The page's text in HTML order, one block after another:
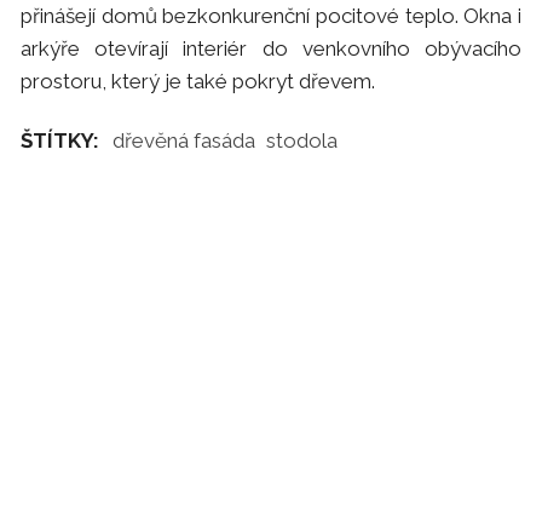
přinášejí domů bezkonkurenční pocitové teplo. Okna i
arkýře otevírají interiér do venkovního obývacího
prostoru, který je také pokryt dřevem.
ŠTÍTKY: dřevěná fasáda stodola